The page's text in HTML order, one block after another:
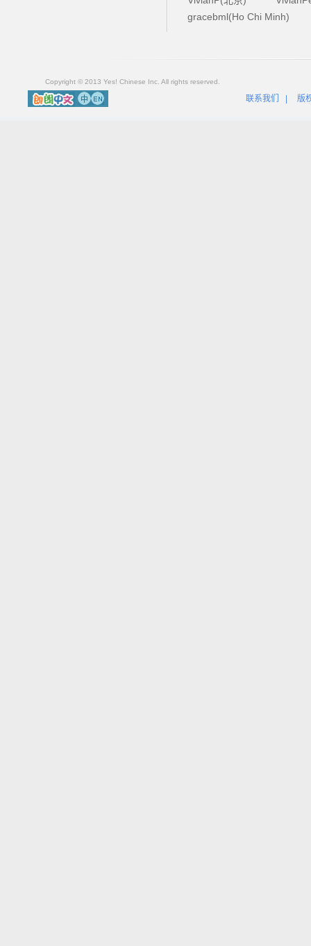
gracebml(Ho Chi Minh)
Copyright © 2013 Yes! Chinese Inc. All rights reserved.
联系我们 | 版